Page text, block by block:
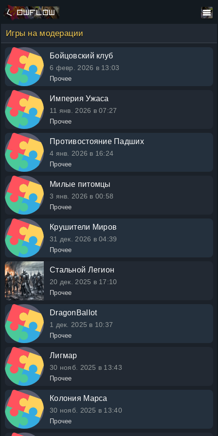
Игры на модерации
Бойцовский клуб
6 февр. 2026 в 13:03
Прочее
Империя Ужаса
11 янв. 2026 в 07:27
Прочее
Противостояние Падших
4 янв. 2026 в 16:24
Прочее
Милые питомцы
3 янв. 2026 в 00:58
Прочее
Крушители Миров
31 дек. 2026 в 04:39
Прочее
Стальной Легион
20 дек. 2025 в 17:10
Прочее
DragonBallot
1 дек. 2025 в 10:37
Прочее
Лигмар
30 нояб. 2025 в 13:43
Прочее
Колония Марса
30 нояб. 2025 в 13:40
Прочее